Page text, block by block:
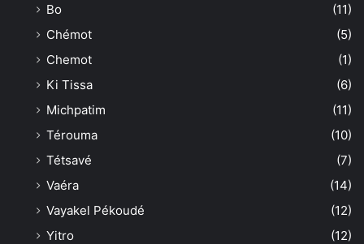
Bo
(11)
Chémot
(5)
Chemot
(1)
Ki Tissa
(6)
Michpatim
(11)
Térouma
(10)
Tétsavé
(7)
Vaéra
(14)
Vayakel Pékoudé
(12)
Yitro
(12)